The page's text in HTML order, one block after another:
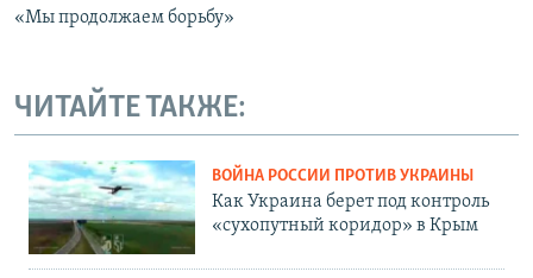
«Мы продолжаем борьбу»
ЧИТАЙТЕ ТАКЖЕ:
ВОЙНА РОССИИ ПРОТИВ УКРАИНЫ
Как Украина берет под контроль
«сухопутный коридор» в Крым